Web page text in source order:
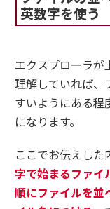
英数字を使う
エクスプローラが
理解していれば、
すいようにある程
になります。
ここでお伝えした
字で始まるファイ
順にファイルを並